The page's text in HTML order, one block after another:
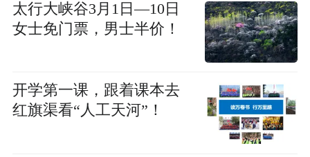
太行大峡谷3月1日—10日
女士免门票，男士半价！
开学第一课，跟着课本去
红旗渠看“人工天河”！